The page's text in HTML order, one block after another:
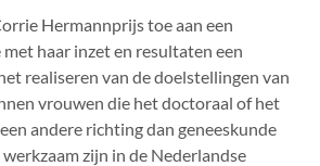
Hermannprijs toe aan een
haar inzet en resultaten een
realiseren van de doelstellingen van
vrouwen die het doctoraal of het
andere richting dan geneeskunde
zijn in de Nederlandse